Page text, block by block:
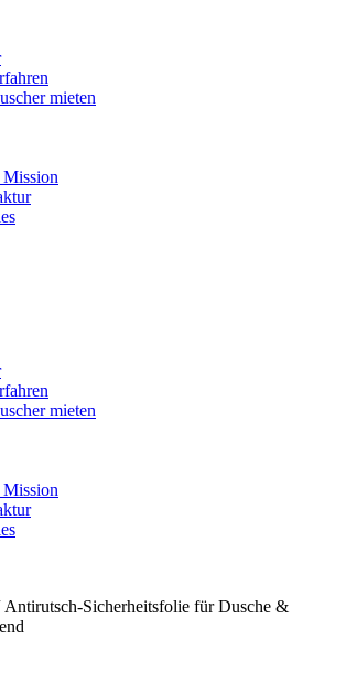
mieten
Mission
mieten
Mission
Sicherheitsfolie für Dusche &